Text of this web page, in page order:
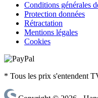
Conditions générales
Protection données
Rétractation
Mentions légales
Cookies
* Tous les prix s'entendent